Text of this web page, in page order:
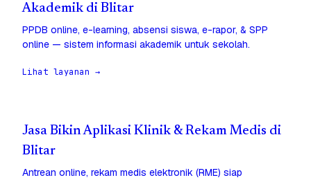
Akademik di Blitar
PPDB online, e-learning, absensi siswa, e-rapor, & SPP
online — sistem informasi akademik untuk sekolah.
Lihat layanan →
Jasa Bikin Aplikasi Klinik & Rekam Medis di
Blitar
Antrean online, rekam medis elektronik (RME) siap